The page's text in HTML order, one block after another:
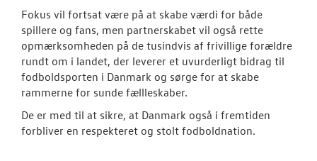
Fokus vil fortsat være på at skabe værdi for både
spillere og fans, men partnerskabet vil også rette
opmærksomheden på de tusindvis af frivillige forældre
rundt om i landet, der leverer et uvurderligt bidrag til
fodboldsporten i Danmark og sørge for at skabe
rammerne for sunde fællleskaber.
De er med til at sikre, at Danmark også i fremtiden
forbliver en respekteret og stolt fodboldnation.